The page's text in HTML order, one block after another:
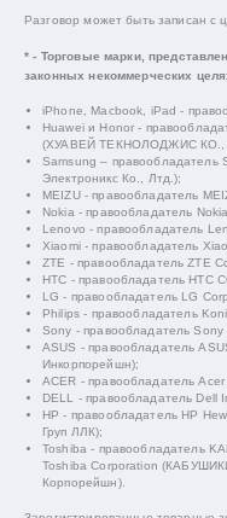
Разговор может быть записан с
* - Торговые марки,
законных некоммерческих
iPhone, Macbook, iPad -
Huawei и Honor -
(ХУАВЕЙ ТЕКНОЛОДЖИС КО.,
Samsung – правообладатель
Электроникс Ко., Лтд.);
MEIZU - правообладатель
Nokia - правообладатель
Lenovo - правообладатель
Xiaomi - правообладатель
ZTE - правообладатель ZTE
HTC - правообладатель
LG - правообладатель LG
Philips - правообладатель
Sony - правообладатель
ASUS - правообладатель
Инкорпорейшн);
ACER - правообладатель
DELL - правообладатель Dell
HP - правообладатель HP
Груп ЛЛК);
Toshiba - правообладатель
Toshiba Corporation
Корпорейшн).